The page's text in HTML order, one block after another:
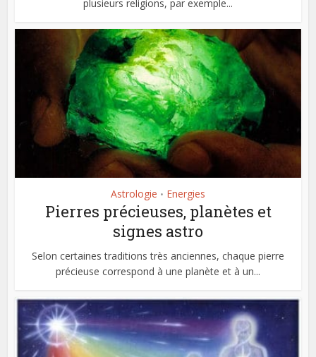
plusieurs religions, par exemple...
Astrologie • Energies
Pierres précieuses, planètes et
signes astro
Selon certaines traditions très anciennes, chaque pierre
précieuse correspond à une planète et à un...